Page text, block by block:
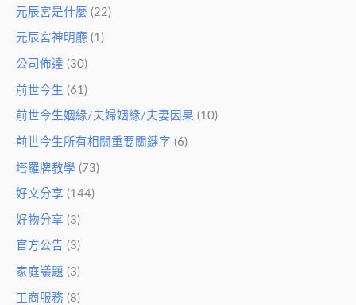
元辰宮是什麼 (22)
元辰宮神明廳 (1)
公司佈達 (30)
前世今生 (61)
前世今生姻緣/夫婦姻緣/夫妻因果 (10)
前世今生所有相關重要關鍵字 (6)
塔羅牌教學 (73)
好文分享 (144)
好物分享 (3)
官方公告 (3)
家庭議題 (3)
工商服務 (8)